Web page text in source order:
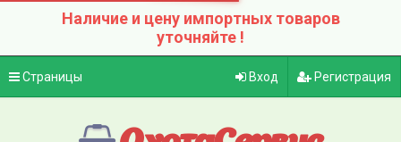
Наличие и цену импортных товаров
уточняйте !
Страницы Вход Регистрация